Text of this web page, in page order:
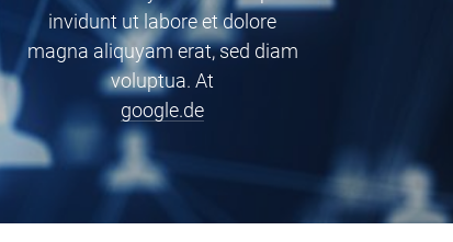
invidunt ut labore et dolore
magna aliquyam erat, sed diam
voluptua. At
google.de